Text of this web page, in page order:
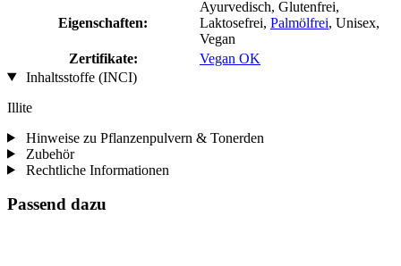
Eigenschaften:
Ayurvedisch, Glutenfrei,
Laktosefrei, Palmölfrei, Unisex,
Vegan
Zertifikate:
Vegan OK
Inhaltsstoffe (INCI)
Illite
Hinweise zu Pflanzenpulvern & Tonerden
Zubehör
Rechtliche Informationen
Passend dazu